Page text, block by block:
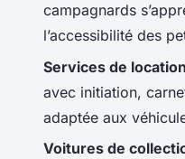
campagnards
l’accessibilité des
Services de location
avec initiation,
adaptée aux
Voitures de